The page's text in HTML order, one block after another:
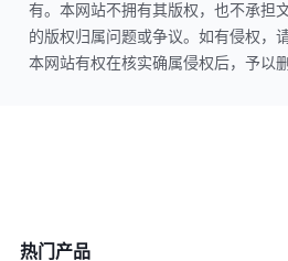
有。本网站不拥有其版权，也不承担
的版权归属问题或争议。如有侵权，请
本网站有权在核实确属侵权后，予以
热门产品